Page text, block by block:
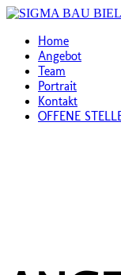
Home
Angebot
Team
Portrait
Kontakt
OFFENE